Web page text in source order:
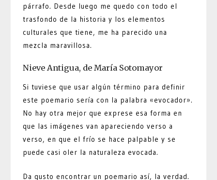
párrafo. Desde luego me quedo con todo el
trasfondo de la historia y los elementos
culturales que tiene, me ha parecido una
mezcla maravillosa.
Nieve Antigua, de María Sotomayor
Si tuviese que usar algún término para definir
este poemario sería con la palabra «evocador».
No hay otra mejor que exprese esa forma en
que las imágenes van apareciendo verso a
verso, en que el frío se hace palpable y se
puede casi oler la naturaleza evocada.
Da gusto encontrar un poemario así, la verdad.